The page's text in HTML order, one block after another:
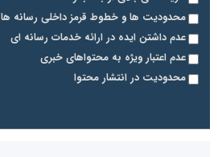
محدودیت ها و خطوط قرمز داخلی رسانه ها
عدم داشتن ایده در ارائه خدمات رسانه ای
عدم اعتبار ویژه به محتواهای خبری
محدودیت در انتشار محتوا